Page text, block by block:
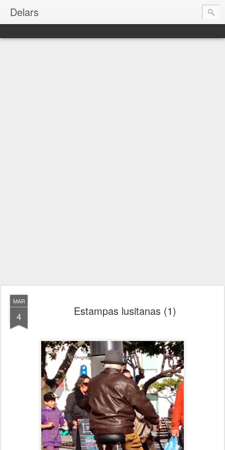
Delars
MAR
4 Estampas lusitanas (1)